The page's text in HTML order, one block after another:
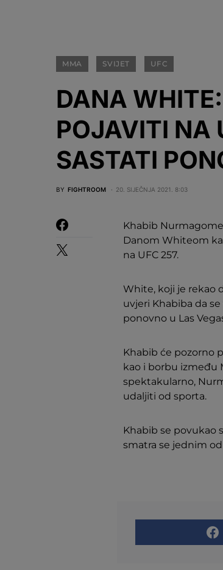
MMA SVIJET UFC
DANA
POJAVITI NA
SASTATI
BY FIGHTROOM 20. SIJEČNJA 2021. 8:03
Khabib
Danom Whiteom
na UFC 257.
White, koji je rekao
uvjeri Khabiba da
ponovno u Las
Khabib će pozorno
kao i borbu između
spektakularno,
udaljiti od sporta.
Khabib se povukao
smatra se jednim